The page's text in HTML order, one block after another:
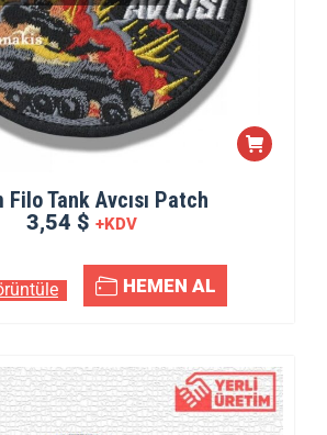
Filo Tank Avcısı Patch
3,54 $ +KDV
HEMEN AL